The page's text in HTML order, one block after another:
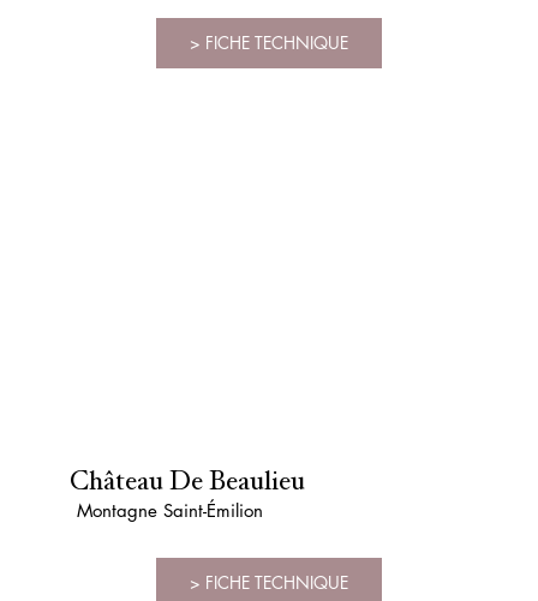
> FICHE TECHNIQUE
Château De Beaulieu
Montagne Saint-Émilion
> FICHE TECHNIQUE